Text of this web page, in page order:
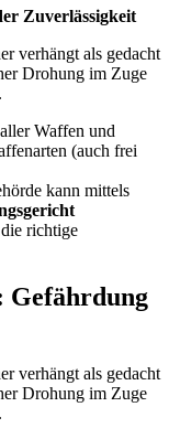
Zuverlässigkeit
verhängt als gedacht
Drohung im Zuge
Waffen und
(auch frei
kann mittels
richtige
Gefährdung
verhängt als gedacht
Drohung im Zuge